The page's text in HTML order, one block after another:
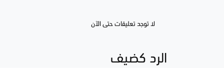
لا توجد تعليقات حتى الآن
الرد كضيف